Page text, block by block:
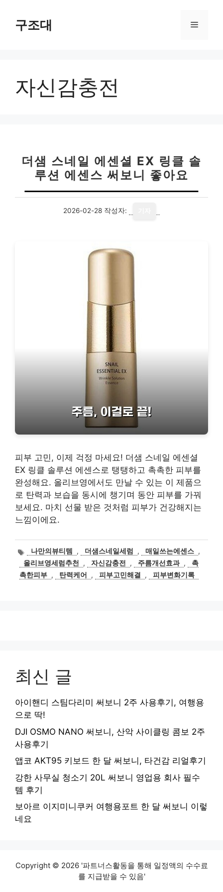
구조대 메
자신감충전
더샘 스네일 에센셜 EX 링클 솔
루션 에센스 써보니 좋아요
2026-02-28 작성자:
피부 고민, 이제 걱정 마세요! 더샘 스네일 에센셜
EX 링클 솔루션 에센스로 탱탱하고 촉촉한 피부를
완성해요. 올리브영에서도 만날 수 있는 이 제품으
로 탄력과 보습을 동시에 챙기며 동안 피부를 가꿔
보세요. 마치 선물 받은 것처럼 피부가 건강해지는
느낌이에요.
태
그
나만의뷰티템 , 더샘스네일세럼 , 매일쓰는에센스 ,
올리브영세럼추천
, 자신감충전 , 주름개선효과 ,
촉
촉한피부 , 탄력케어 , 피부고민해결 , 피부변화기록
최신 글
아이핸디 스팀다리미 써보니 2주 사용후기, 여행용
으로 딱!
DJI OSMO NANO 써보니, 산악 사이클링 콤보 2주
사용후기
앱코 AKT95 키보드 한 달 써보니, 타건감 리얼후기
강한 사무실 청소기 20L 써보니 영업용 회사 필수
템 후기
보아르 이지미니쿠커 여행용포트 한 달 써보니 이렇
네요
Copyright © 2026 '파트너스활동을 통해 일정액의 수수료
를 지급받을 수 있음'